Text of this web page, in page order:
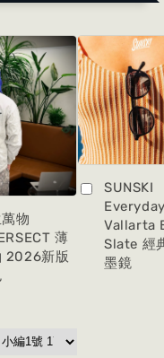
物
薄
2026新版
SUNSKI
Everyday
Vallarta
Slate 經
墨鏡